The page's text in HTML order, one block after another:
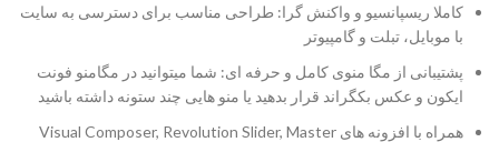
کاملا ریسپانسیو و واکنش گرا: طراحی مناسب برای دسترسی به سایت
با موبایل، تبلت و گامپیوتر
پشتیبانی از مگا منوی کامل و حرفه ای: شما میتوانید در مگامنو فونت
ایکون و عکس بکگراند قرار بدهید یا منو هایی چند ستونه داشته باشید
همراه با افزونه های Visual Composer, Revolution Slider, Master